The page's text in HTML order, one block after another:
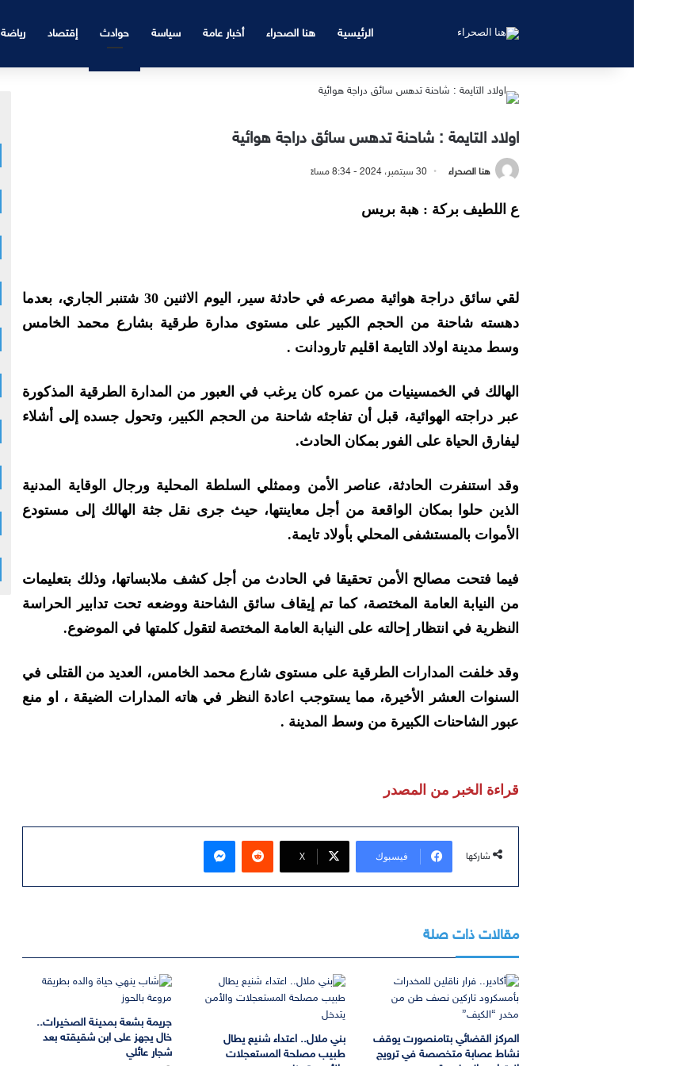
الرئيسية هنا الصحراء أخبار عامة سياسة حوادث إقتصاد رياضة
اولاد التايمة : شاحنة تدهس سائق دراجة هوائية
هنا الصحراء 30 سبتمبر، 2024 - 8:34 مساءً
ع اللطيف بركة : هبة بريس
لقي سائق دراجة هوائية مصرعه في حادثة سير، اليوم الاثنين 30 شتنبر الجاري، بعدما
دهسته شاحنة من الحجم الكبير على مستوى مدارة طرقية بشارع محمد الخامس
وسط مدينة اولاد التايمة اقليم تارودانت .
الهالك في الخمسينيات من عمره كان يرغب في العبور من المدارة الطرقية المذكورة
عبر دراجته الهوائية، قبل أن تفاجئه شاحنة من الحجم الكبير، وتحول جسده إلى أشلاء
ليفارق الحياة على الفور بمكان الحادث.
وقد استنفرت الحادثة، عناصر الأمن وممثلي السلطة المحلية ورجال الوقاية المدنية
الذين حلوا بمكان الواقعة من أجل معاينتها، حيث جرى نقل جثة الهالك إلى مستودع
الأموات بالمستشفى المحلي بأولاد تايمة.
فيما فتحت مصالح الأمن تحقيقا في الحادث من أجل كشف ملابساتها، وذلك بتعليمات
من النيابة العامة المختصة، كما تم إيقاف سائق الشاحنة ووضعه تحت تدابير الحراسة
النظرية في انتظار إحالته على النيابة العامة المختصة لتقول كلمتها في الموضوع.
وقد خلفت المدارات الطرقية على مستوى شارع محمد الخامس، العديد من القتلى في
السنوات العشر الأخيرة، مما يستوجب اعادة النظر في هاته المدارات الضيقة ، او منع
عبور الشاحنات الكبيرة من وسط المدينة .
قراءة الخبر من المصدر
شاركها فيسبوك ‫X
ماسنجر
مقالات ذات صلة
المركز القضائي بتامنصورت يوقف
نشاط عصابة متخصصة في ترويج
بني ملال.. اعتداء شنيع يطال
طبيب مصلحة المستعجلات
جريمة بشعة بمدينة الصخيرات..
خال يجهز على ابن شقيقته بعد
شجار عائلي